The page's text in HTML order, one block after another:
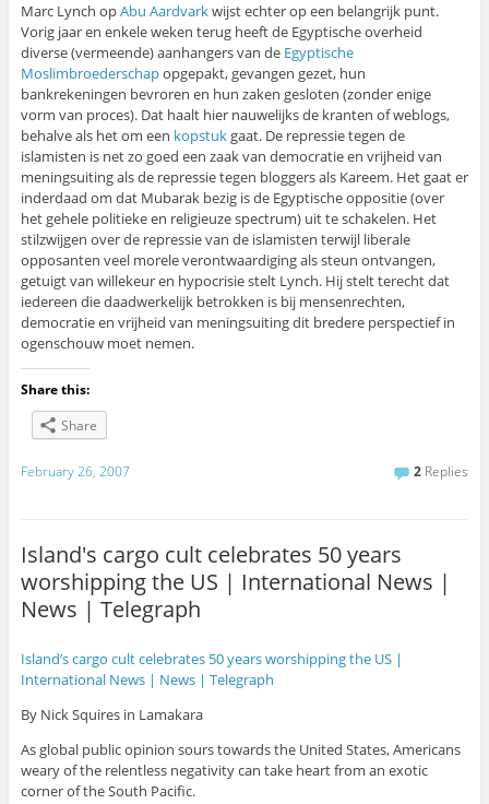
Marc Lynch opAbu Aardvarkwijst echter op een belangrijk punt.
Vorig jaar en enkele weken terug heeft de Egyptische overheid
diverse (vermeende) aanhangers van de Egyptische
Moslimbroederschapopgepakt, gevangen gezet, hun
bankrekeningen bevroren en hun zaken gesloten (zonder enige
vorm van proces). Dat haalt hier nauwelijks de kranten of weblogs,
behalve als het om een kopstukgaat. De repressie tegen de
islamisten is net zo goed een zaak van democratie en vrijheid van
meningsuiting als de repressie tegen bloggers als Kareem. Het gaat er
inderdaad om dat Mubarak bezig is de Egyptische oppositie (over
het gehele politieke en religieuze spectrum) uit te schakelen. Het
stilzwijgen over de repressie van de islamisten terwijl liberale
opposanten veel morele verontwaardiging als steun ontvangen,
getuigt van willekeur en hypocrisie stelt Lynch. Hij stelt terecht dat
iedereen die daadwerkelijk betrokken is bij mensenrechten,
democratie en vrijheid van meningsuiting dit bredere perspectief in
ogenschouw moet nemen.
Share this:
Share
February 26, 2007 2 Replies
Island's cargo cult celebrates 50 years
worshipping the US | International News |
News | Telegraph
Island’s cargo cult celebrates 50 years worshipping the US |
International News | News | Telegraph
By Nick Squires in Lamakara
As global public opinion sours towards the United States, Americans
weary of the relentless negativity can take heart from an exotic
corner of the South Pacific.